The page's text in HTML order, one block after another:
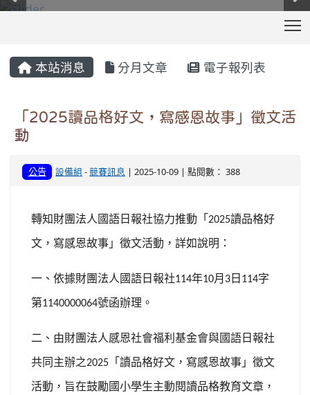
本站消息 分月文章 電子報列表
「2025讀品格好文，寫感恩故事」徵文活
動
公告 設備組 -競賽訊息 | 2025-10-09 | 點閱數： 388
轉知財團法人國語日報社協力推動「 2025讀品格好
文，寫感恩故事」徵文活動，詳如說明：
一、依據財團法人國語日報社114年10月 3 日 114字
第1140000064號函辦理。
二、由財團法人感恩社會福利基金會與國語日報社
共同主辦之2025 「讀品格好文，寫感恩故事」徵文
活動，旨在鼓勵國小學生主動閱讀品格教育文章，